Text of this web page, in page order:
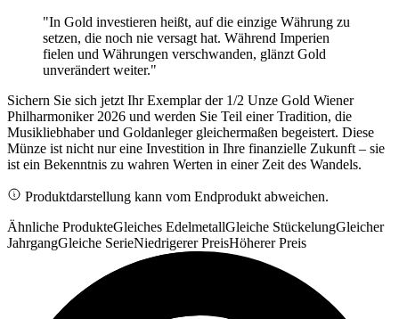
"In Gold investieren heißt, auf die einzige Währung zu
setzen, die noch nie versagt hat. Während Imperien
fielen und Währungen verschwanden, glänzt Gold
unverändert weiter."
Sichern Sie sich jetzt Ihr Exemplar der 1/2 Unze Gold Wiener
Philharmoniker 2026 und werden Sie Teil einer Tradition, die
Musikliebhaber und Goldanleger gleichermaßen begeistert. Diese
Münze ist nicht nur eine Investition in Ihre finanzielle Zukunft – sie
ist ein Bekenntnis zu wahren Werten in einer Zeit des Wandels.
Produktdarstellung kann vom Endprodukt abweichen.
Ähnliche ProdukteGleiches EdelmetallGleiche StückelungGleicher
JahrgangGleiche SerieNiedrigerer PreisHöherer Preis